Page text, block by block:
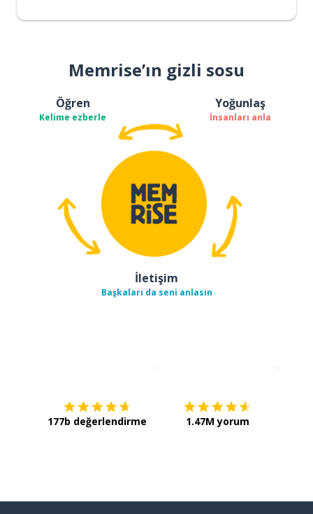
Memrise’ın gizli sosu
Öğren
Kelime ezberle
Yoğunlaş
İnsanları anla
İletişim
Başkaları da seni anlasın
177b değerlendirme 1.47M yorum